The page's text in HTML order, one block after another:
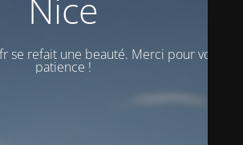
Nice
se refait une beauté. Merci pour votre
patience !